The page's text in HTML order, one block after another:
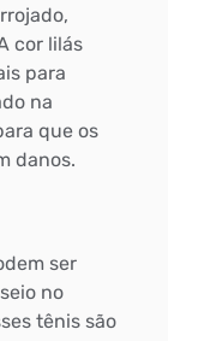
cor lilás
para
na
que os
danos.
ser
no
tênis são